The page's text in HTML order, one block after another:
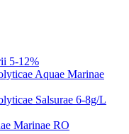
5-12%
Aquae Marinae
Salsurae 6-8g/L
Marinae RO